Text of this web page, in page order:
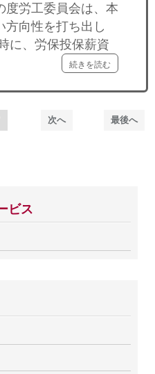
度労工委員会は、本
方向性を打ち出し
に、労保投保薪資
続きを読む
次へ 最後へ
ビス